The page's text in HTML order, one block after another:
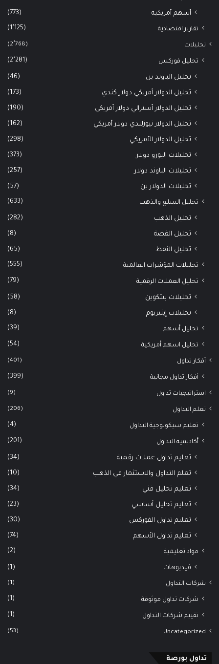
أسهم أمريكية (773)
تقارير اقتصادية (1٬125)
تحليلات (2٬768)
تحليل فوركس (2٬281)
تحليل الباوند ين (46)
تحليل الدولار أمريكي دولار كندي (173)
تحليل الدولار أسترالي دولار أمريكي (190)
تحليل الدولار نيوزلندي دولار أمريكي (162)
تحليل الدولار الأمريكي (298)
تحليلات اليورو دولار (373)
تحليلات الباوند دولار (257)
تحليلات الدولار ين (57)
تحليل السلع والذهب (633)
تحليل الذهب (282)
تحليل الفضة (8)
تحليل النفط (65)
تحليلات المؤشرات العالمية (555)
تحليل العملات الرقمية (79)
تحليلات بيتكوين (58)
تحليلات إيثيريوم (8)
تحليل أسهم (39)
تحليل اسهم أمريكية (54)
أفكار تداول (401)
أفكار تداول مجانية (399)
استراتيجيات تداول (9)
تعلم التداول (206)
تعليم سيكولوجية التداول (4)
أكاديمية التداول (201)
تعليم تداول عملات رقمية (34)
تعلم التداول والاستثمار في الذهب (10)
تعليم تحليل فني (34)
تعليم تحليل أساسي (23)
تعليم تداول الفوركس (30)
تعليم تداول الأسهم (74)
مواد تعليمية (2)
فيديوهات (1)
شركات التداول (1)
شركات تداول موثوقة (1)
تقييم شركات التداول (1)
Uncategorized
(53)
تداول بورصة